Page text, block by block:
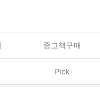
중고책구매
Pick